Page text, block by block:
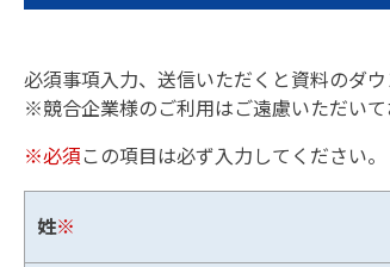
必須事項入力、送信いただくと資料のダ
※競合企業様のご利用はご遠慮いただいて
※必須 この項目は必ず入力してください。
姓※